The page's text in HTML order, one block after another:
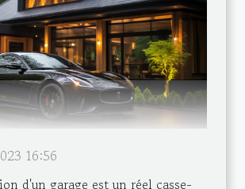
16:56
d'un garage est un réel casse-